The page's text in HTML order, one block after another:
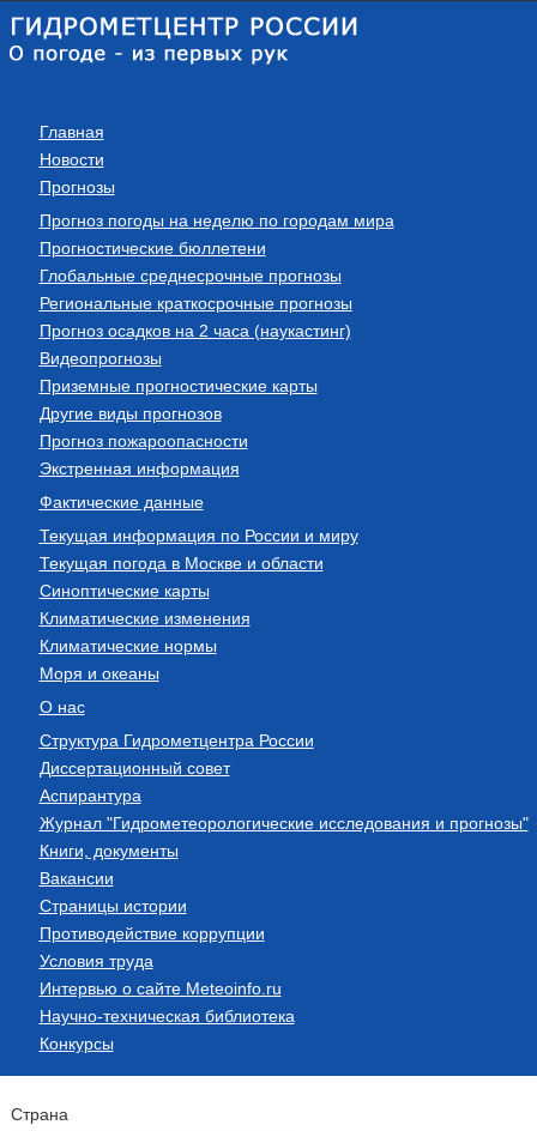
Главная
Новости
Прогнозы
Прогноз погоды на неделю по городам мира
Прогностические бюллетени
Глобальные среднесрочные прогнозы
Региональные краткосрочные прогнозы
Прогноз осадков на 2 часа (наукастинг)
Видеопрогнозы
Приземные прогностические карты
Другие виды прогнозов
Прогноз пожароопасности
Экстренная информация
Фактические данные
Текущая информация по России и миру
Текущая погода в Москве и области
Синоптические карты
Климатические изменения
Климатические нормы
Моря и океаны
О нас
Структура Гидрометцентра России
Диссертационный совет
Аспирантура
Журнал "Гидрометеорологические исследования и прогнозы"
Книги, документы
Вакансии
Страницы истории
Противодействие коррупции
Условия труда
Интервью о сайте Meteoinfo.ru
Научно-техническая библиотека
Конкурсы
Страна